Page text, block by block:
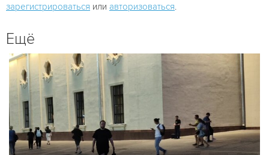
зарегистрироваться или авторизоваться
Ещё